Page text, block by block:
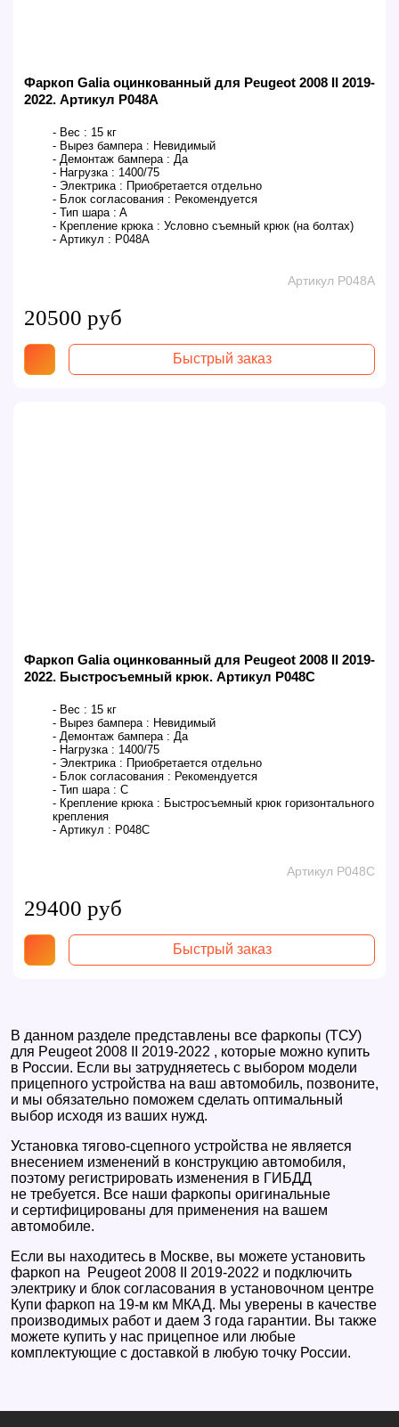
Фаркоп Galia оцинкованный для Peugeot 2008 II 2019-
2022. Артикул P048A
- Вес : 15 кг
- Вырез бампера : Невидимый
- Демонтаж бампера : Да
- Нагрузка : 1400/75
- Электрика : Приобретается отдельно
- Блок согласования : Рекомендуется
- Тип шара : A
- Крепление крюка : Условно съемный крюк (на болтах)
- Артикул : P048A
Артикул P048A
20500 руб
Быстрый заказ
Фаркоп Galia оцинкованный для Peugeot 2008 II 2019-
2022. Быстросъемный крюк. Артикул P048C
- Вес : 15 кг
- Вырез бампера : Невидимый
- Демонтаж бампера : Да
- Нагрузка : 1400/75
- Электрика : Приобретается отдельно
- Блок согласования : Рекомендуется
- Тип шара : C
- Крепление крюка : Быстросъемный крюк горизонтального
крепления
- Артикул : P048C
Артикул P048C
29400 руб
Быстрый заказ
В данном разделе представлены все фаркопы (ТСУ)
для Peugeot 2008 II 2019-2022 , которые можно купить
в России. Если вы затрудняетесь с выбором модели
прицепного устройства на ваш автомобиль, позвоните,
и мы обязательно поможем сделать оптимальный
выбор исходя из ваших нужд.
Установка тягово-сцепного устройства не является
внесением изменений в конструкцию автомобиля,
поэтому регистрировать изменения в ГИБДД
не требуется. Все наши фаркопы оригинальные
и сертифицированы для применения на вашем
автомобиле.
Если вы находитесь в Москве, вы можете установить
фаркоп на Peugeot 2008 II 2019-2022 и подключить
электрику и блок согласования в установочном центре
Купи фаркоп на 19-м км МКАД. Мы уверены в качестве
производимых работ и даем 3 года гарантии. Вы также
можете купить у нас прицепное или любые
комплектующие с доставкой в любую точку России.